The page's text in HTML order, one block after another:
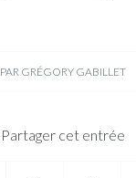
PAR GRÉGORY GABILLET
Partager cet entrée